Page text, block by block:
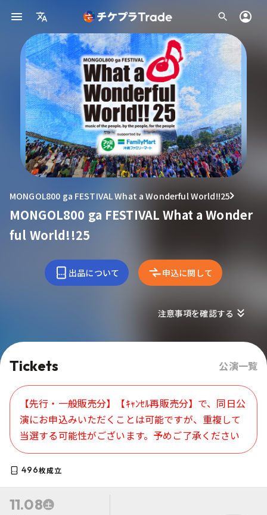
MONGOL800 ga FESTIVAL What a Wonderful World!!25
MONGOL800 ga FESTIVAL What a Wonder
ful World!!25
出品について 申込に関して
注意事項を確認する
Tickets 公演一覧
【先行・一般販売分】【ｷｬﾝｾﾙ再販売分】で、同日公
演にお申込みいただくことは可能ですが、重複して
当選する可能性がございます。予めご了承ください
496枚成立
11.08